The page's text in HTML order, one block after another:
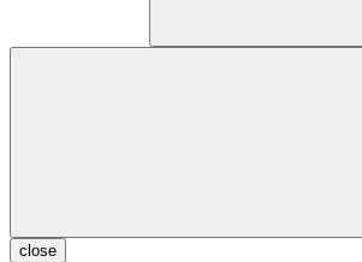
close